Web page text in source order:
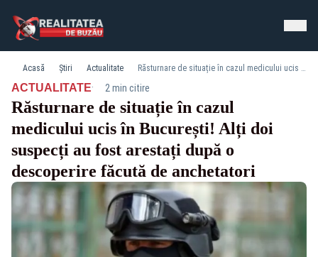
Acasă Știri Actualitate Răsturnare de situație în cazul medicului ucis în București! Alți doi suspecți au fost arestați după o descoperire făcută de anchetatori
ACTUALITATE· 2 min citire
Răsturnare de situație în cazul
medicului ucis în București! Alți doi
suspecți au fost arestați după o
descoperire făcută de anchetatori